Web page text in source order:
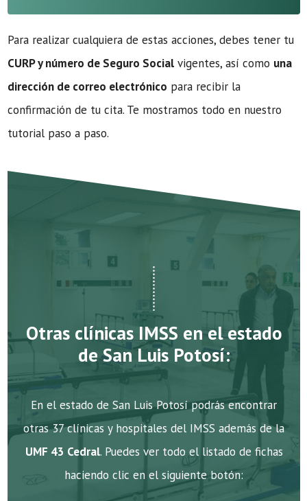
Para realizar cualquiera de estas acciones, debes tener tu
CURP y número de Seguro Social vigentes, así como una
dirección de correo electrónico para recibir la
confirmación de tu cita. Te mostramos todo en nuestro
tutorial paso a paso.
Otras clínicas IMSS en el estado
de San Luis Potosí:
En el estado de San Luis Potosí podrás encontrar
otras 37 clínicas y hospitales del IMSS además de la
UMF 43 Cedral. Puedes ver todo el listado de fichas
haciendo clic en el siguiente botón: